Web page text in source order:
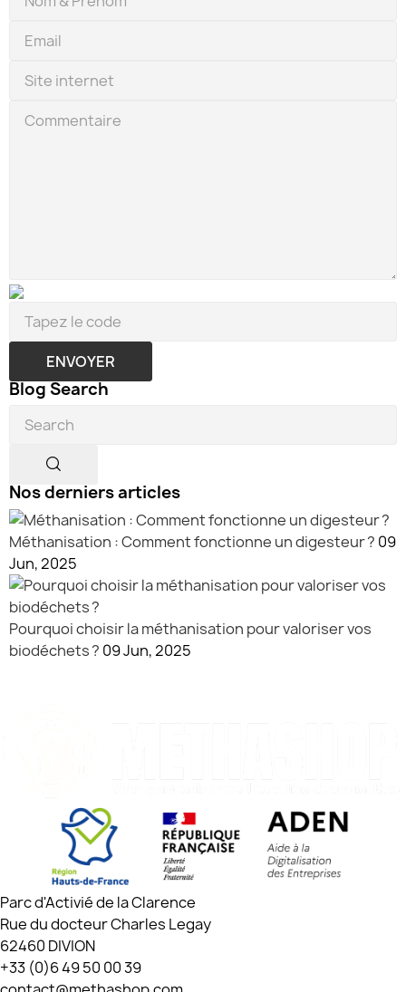
ENVOYER
Blog Search
Nos derniers articles
Méthanisation : Comment fonctionne un digesteur ? 09
Jun, 2025
Pourquoi choisir la méthanisation pour valoriser vos
biodéchets ? 09 Jun, 2025
Parc d'Activié de la Clarence
Rue du docteur Charles Legay
62460 DIVION
+33 (0)6 49 50 00 39